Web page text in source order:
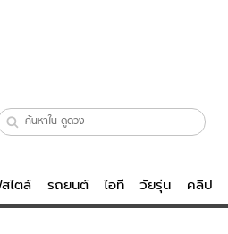
ไตล์ รถยนต์ ไอที วัยรุ่น คลิป